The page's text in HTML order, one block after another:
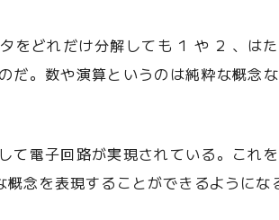
をどれだけ分解しても 1 や 2 、は
だ。数や演算というのは純粋な概念
て電子回路が実現されている。これ
念を表現することができるようにな